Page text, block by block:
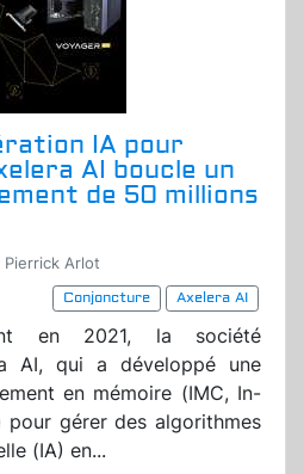
IA pour
AI boucle un
de 50 millions
Arlot
Conjoncture
Axelera AI
en 2021, la société
AI, qui a développé une
en mémoire (IMC, In-
pour gérer des algorithmes
(IA) en...